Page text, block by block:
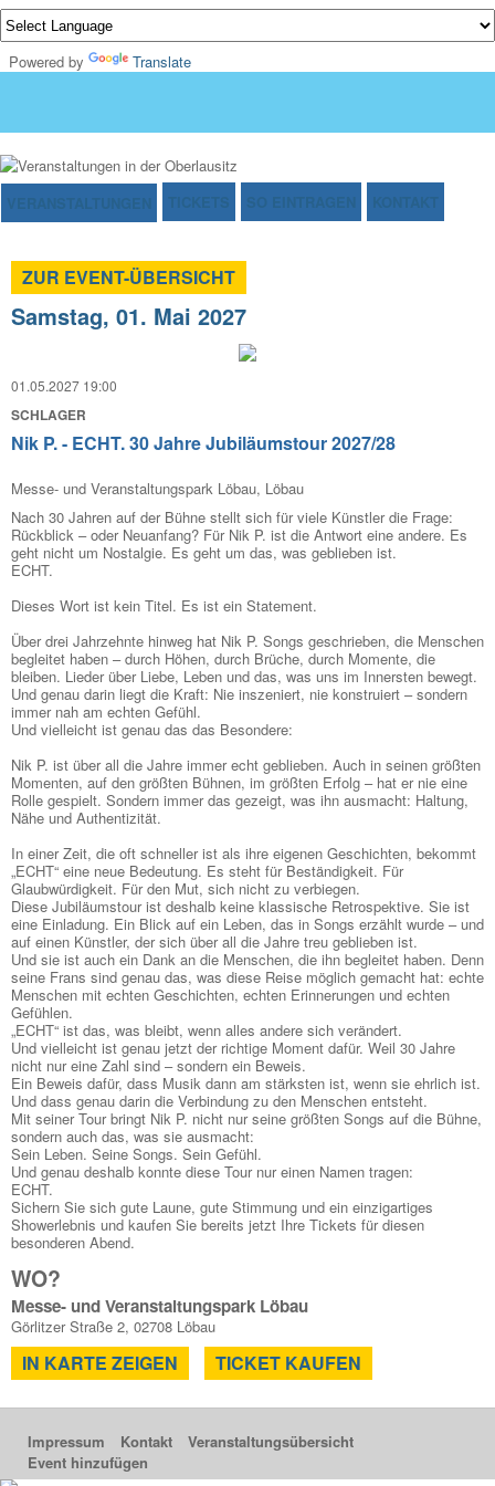
Powered by Translate
VERANSTALTUNGEN TICKETS SO EINTRAGEN KONTAKT
ZUR EVENT-ÜBERSICHT
Samstag, 01. Mai 2027
01.05.2027 19:00
SCHLAGER
Nik P. - ECHT. 30 Jahre Jubiläumstour 2027/28
Messe- und Veranstaltungspark Löbau, Löbau
Nach 30 Jahren auf der Bühne stellt sich für viele Künstler die Frage:
Rückblick – oder Neuanfang? Für Nik P. ist die Antwort eine andere. Es
geht nicht um Nostalgie. Es geht um das, was geblieben ist.
ECHT.
Dieses Wort ist kein Titel. Es ist ein Statement.
Über drei Jahrzehnte hinweg hat Nik P. Songs geschrieben, die Menschen
begleitet haben – durch Höhen, durch Brüche, durch Momente, die
bleiben. Lieder über Liebe, Leben und das, was uns im Innersten bewegt.
Und genau darin liegt die Kraft: Nie inszeniert, nie konstruiert – sondern
immer nah am echten Gefühl.
Und vielleicht ist genau das das Besondere:
Nik P. ist über all die Jahre immer echt geblieben. Auch in seinen größten
Momenten, auf den größten Bühnen, im größten Erfolg – hat er nie eine
Rolle gespielt. Sondern immer das gezeigt, was ihn ausmacht: Haltung,
Nähe und Authentizität.
In einer Zeit, die oft schneller ist als ihre eigenen Geschichten, bekommt
„ECHT“ eine neue Bedeutung. Es steht für Beständigkeit. Für
Glaubwürdigkeit. Für den Mut, sich nicht zu verbiegen.
Diese Jubiläumstour ist deshalb keine klassische Retrospektive. Sie ist
eine Einladung. Ein Blick auf ein Leben, das in Songs erzählt wurde – und
auf einen Künstler, der sich über all die Jahre treu geblieben ist.
Und sie ist auch ein Dank an die Menschen, die ihn begleitet haben. Denn
seine Frans sind genau das, was diese Reise möglich gemacht hat: echte
Menschen mit echten Geschichten, echten Erinnerungen und echten
Gefühlen.
„ECHT“ ist das, was bleibt, wenn alles andere sich verändert.
Und vielleicht ist genau jetzt der richtige Moment dafür. Weil 30 Jahre
nicht nur eine Zahl sind – sondern ein Beweis.
Ein Beweis dafür, dass Musik dann am stärksten ist, wenn sie ehrlich ist.
Und dass genau darin die Verbindung zu den Menschen entsteht.
Mit seiner Tour bringt Nik P. nicht nur seine größten Songs auf die Bühne,
sondern auch das, was sie ausmacht:
Sein Leben. Seine Songs. Sein Gefühl.
Und genau deshalb konnte diese Tour nur einen Namen tragen:
ECHT.
Sichern Sie sich gute Laune, gute Stimmung und ein einzigartiges
Showerlebnis und kaufen Sie bereits jetzt Ihre Tickets für diesen
besonderen Abend.
WO?
Messe- und Veranstaltungspark Löbau
Görlitzer Straße 2, 02708 Löbau
IN KARTE ZEIGEN TICKET KAUFEN
Impressum Kontakt
Veranstaltungsübersicht
Event hinzufügen